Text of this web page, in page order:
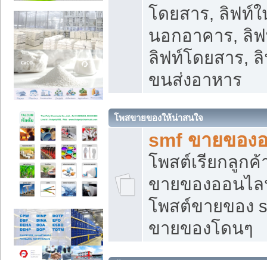
โดยสาร, ลิฟท์
นอกอาคาร, ลิ
ลิฟท์โดยสาร,
ขนส่งอาหาร
โพสขายของให้น่าสนใจ
smf ขายของ
โพสต์เรียกลูกค้
ขายของออนไ
โพสต์ขายของ
ขายของโดนๆ